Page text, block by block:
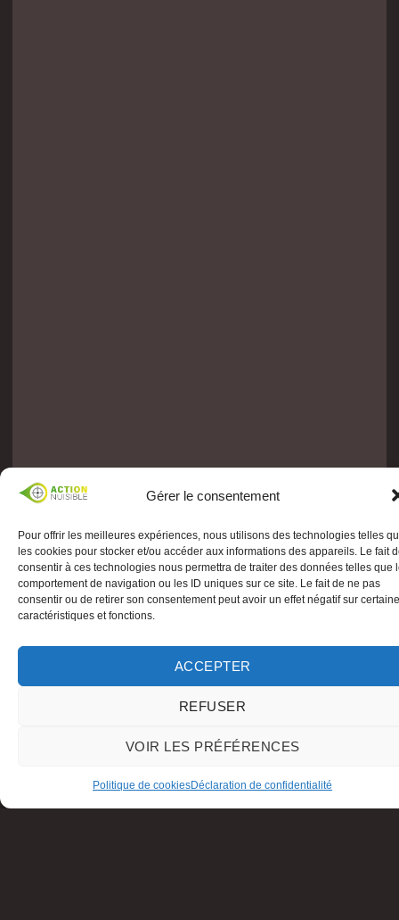
Gérer le consentement
Pour offrir les meilleures expériences, nous utilisons des technologies telles
les cookies pour stocker et/ou accéder aux informations des appareils. Le fait
consentir à ces technologies nous permettra de traiter des données telles que
comportement de navigation ou les ID uniques sur ce site. Le fait de ne pas
consentir ou de retirer son consentement peut avoir un effet négatif sur
caractéristiques et fonctions.
ACCEPTER
REFUSER
VOIR LES PRÉFÉRENCES
Politique de cookiesDéclaration de confidentialité